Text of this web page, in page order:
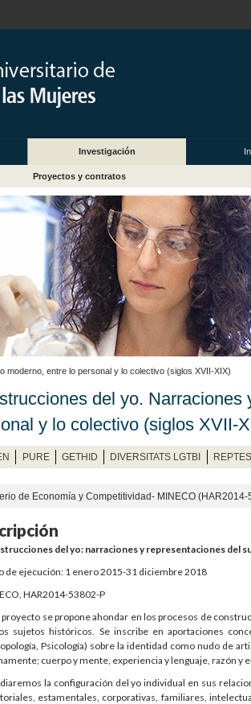
Investigación
Proyectos y contratos
entre lo personal y lo colectivo (siglos XVII-XIX)
del yo.
y lo colectivo (siglos XVII-
PURE GETHID DIVERSITATS LGTBI
de Economía y Competitividad- MINECO (HAR2014-
del yo: narraciones y representaciones del
de ejecución: 1 enero 2015-31 diciembre 2018
HAR2014-53802-P
proyecto se propone ahondar en los procesos de
sujetos históricos. Se inscribe en aportaciones
Psicología) sobre la identidad como nudo de
cuerpo y mente, experiencia y lenguaje, razón y
la configuración del yo individual en sus
estamentales, corporativas, familiares,